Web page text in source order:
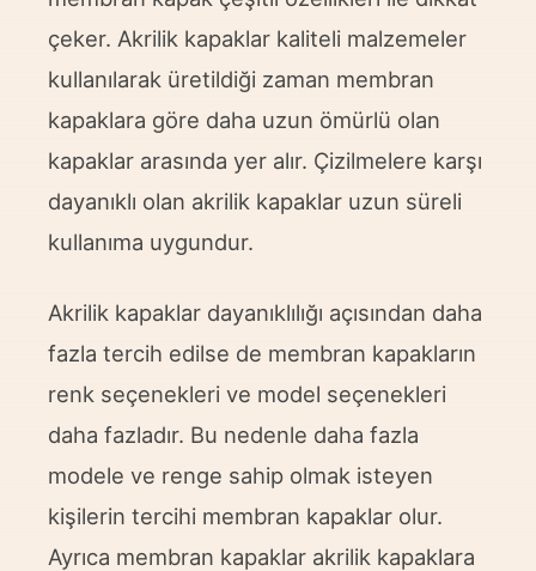
çeker. Akrilik kapaklar kaliteli malzemeler
kullanılarak üretildiği zaman membran
kapaklara göre daha uzun ömürlü olan
kapaklar arasında yer alır. Çizilmelere karşı
dayanıklı olan akrilik kapaklar uzun süreli
kullanıma uygundur.
Akrilik kapaklar dayanıklılığı açısından daha
fazla tercih edilse de membran kapakların
renk seçenekleri ve model seçenekleri
daha fazladır. Bu nedenle daha fazla
modele ve renge sahip olmak isteyen
kişilerin tercihi membran kapaklar olur.
Ayrıca membran kapaklar akrilik kapaklara